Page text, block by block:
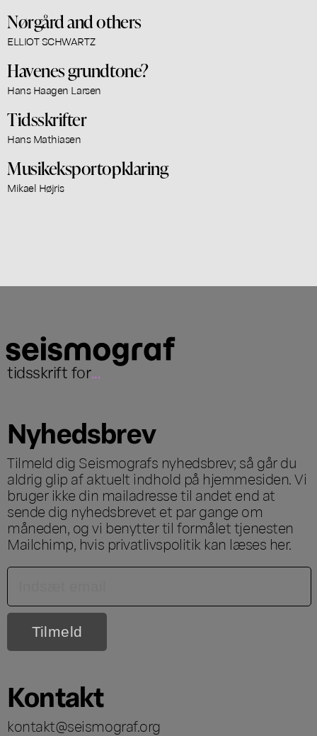
Nørgård and others
ELLIOT SCHWARTZ
Havenes grundtone?
Hans Haagen Larsen
Tidsskrifter
Hans Mathiasen
Musikeksportopklaring
Mikael Højris
tidsskrift for...
Nyhedsbrev
Tilmeld dig Seismografs nyhedsbrev; så går du
aldrig glip af aktuelt indhold på hjemmesiden. Vi
bruger ikke din mailadresse til andet end at
sende dig nyhedsbrevet et par gange om
måneden, og vi benytter til formålet tjenesten
Mailchimp, hvis privatlivspolitik kan læses her.
Kontakt
kontakt@seismograf.org